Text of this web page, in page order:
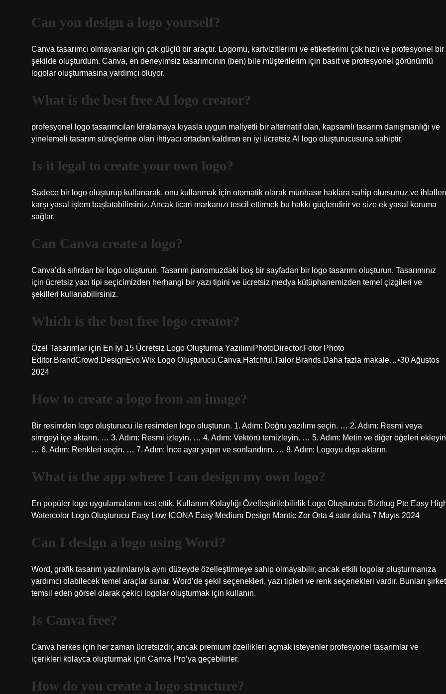
Can you design a logo yourself?
Canva tasarımcı olmayanlar için çok güçlü bir araçtır. Logomu, kartvizitlerimi ve etiketlerimi çok hızlı ve profesyonel bir
şekilde oluşturdum. Canva, en deneyimsiz tasarımcının (ben) bile müşterilerim için basit ve profesyonel görünümlü
logolar oluşturmasına yardımcı oluyor.
What is the best free AI logo creator?
profesyonel logo tasarımcıları kiralamaya kıyasla uygun maliyetli bir alternatif olan, kapsamlı tasarım danışmanlığı ve
yinelemeli tasarım süreçlerine olan ihtiyacı ortadan kaldıran en iyi ücretsiz AI logo oluşturucusuna sahiptir.
Is it legal to create your own logo?
Sadece bir logo oluşturup kullanarak, onu kullanmak için otomatik olarak münhasır haklara sahip olursunuz ve
karşı yasal işlem başlatabilirsiniz. Ancak ticari markanızı tescil ettirmek bu hakkı güçlendirir ve size ek yasal koruma
sağlar.
Can Canva create a logo?
Canva’da sıfırdan bir logo oluşturun. Tasarım panomuzdaki boş bir sayfadan bir logo tasarımı oluşturun. Tasarımınız
için ücretsiz yazı tipi seçicimizden herhangi bir yazı tipini ve ücretsiz medya kütüphanemizden temel çizgileri ve
şekilleri kullanabilirsiniz.
Which is the best free logo creator?
Özel Tasarımlar için En İyi 15 Ücretsiz Logo Oluşturma YazılımıPhotoDirector.Fotor Photo
Editor.BrandCrowd.DesignEvo.Wix Logo Oluşturucu.Canva.Hatchful.Tailor Brands.Daha fazla makale…•30 Ağustos
2024
How to create a logo from an image?
Bir resimden logo oluşturucu ile resimden logo oluşturun. 1. Adım: Doğru yazılımı seçin. … 2. Adım: Resmi veya
simgeyi içe aktarın. … 3. Adım: Resmi izleyin. … 4. Adım: Vektörü temizleyin. … 5. Adım: Metin ve diğer öğeleri
… 6. Adım: Renkleri seçin. … 7. Adım: İnce ayar yapın ve sonlandırın. … 8. Adım: Logoyu dışa aktarın.
What is the app where I can design my own logo?
En popüler logo uygulamalarını test ettik. Kullanım Kolaylığı Özelleştirilebilirlik Logo Oluşturucu Bizthug Pte Easy
Watercolor Logo Oluşturucu Easy Low ICONA Easy Medium Design Mantic Zor Orta 4 satır daha 7 Mayıs 2024
Can I design a logo using Word?
Word, grafik tasarım yazılımlarıyla aynı düzeyde özelleştirmeye sahip olmayabilir, ancak etkili logolar oluşturmanıza
yardımcı olabilecek temel araçlar sunar. Word’de şekil seçenekleri, yazı tipleri ve renk seçenekleri vardır. Bunları
temsil eden görsel olarak çekici logolar oluşturmak için kullanın.
Is Canva free?
Canva herkes için her zaman ücretsizdir, ancak premium özellikleri açmak isteyenler profesyonel tasarımlar ve
içerikleri kolayca oluşturmak için Canva Pro’ya geçebilirler.
How do you create a logo structure?